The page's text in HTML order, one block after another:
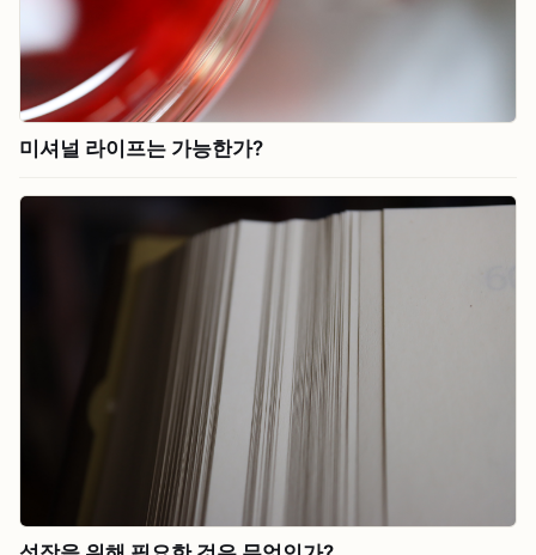
미셔널 라이프는 가능한가?